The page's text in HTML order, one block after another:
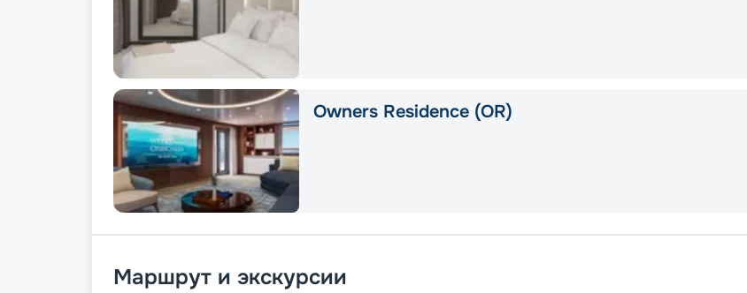
Owners Residence (OR)
Маршрут и экскурсии